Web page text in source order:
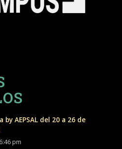
by AEPSAL del 20 a 26 de
pm